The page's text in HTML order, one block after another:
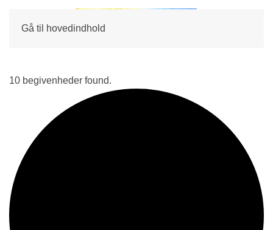
Gå til hovedindhold
10 begivenheder found.